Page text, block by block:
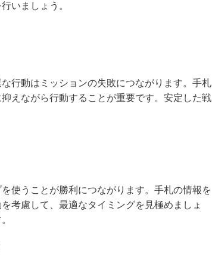
いましょう。
行動はミッションの失敗につながります。手札
えながら行動することが重要です。安定した戦
使うことが勝利につながります。手札の情報を
考慮して、最適なタイミングを見極めましょ